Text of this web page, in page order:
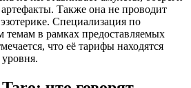
Также она не проводит
Специализация по
в рамках предоставляемых
что её тарифы находятся